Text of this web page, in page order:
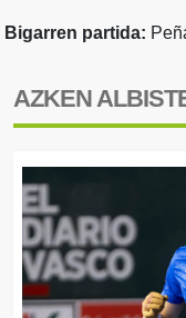
Bigarren partida:
AZKEN